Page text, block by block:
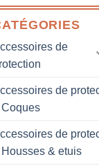
de
de
Coques
de
Housses & etuis